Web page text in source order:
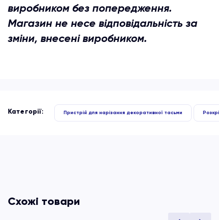
виробником без попередження.
Магазин не несе відповідальність за
зміни, внесені виробником.
Категорії: Пристрій для нарізання декоративної тасьми
Схожі товари